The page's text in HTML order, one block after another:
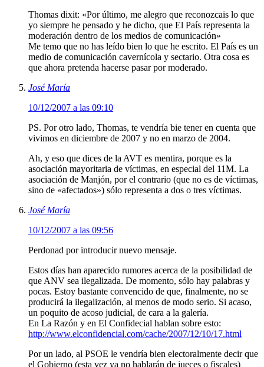
Thomas dixit: «Por último, me alegro que reconozcais lo que
yo siempre he pensado y he dicho, que El País representa la
moderación dentro de los medios de comunicación»
Me temo que no has leído bien lo que he escrito. El País es un
medio de comunicación cavernícola y sectario. Otra cosa es
que ahora pretenda hacerse pasar por moderado.
José María
10/12/2007 a las 09:10
PS. Por otro lado, Thomas, te vendría bie tener en cuenta que
vivimos en diciembre de 2007 y no en marzo de 2004.
Ah, y eso que dices de la AVT es mentira, porque es la
asociación mayoritaria de víctimas, en especial del 11M. La
asociación de Manjón, por el contrario (que no es de víctimas,
sino de «afectados») sólo representa a dos o tres víctimas.
José María
10/12/2007 a las 09:56
Perdonad por introducir nuevo mensaje.
Estos días han aparecido rumores acerca de la posibilidad de
que ANV sea ilegalizada. De momento, sólo hay palabras y
pocas. Estoy bastante convencido de que, finalmente, no se
producirá la ilegalización, al menos de modo serio. Si acaso,
un poquito de acoso judicial, de cara a la galería.
En La Razón y en El Confidecial hablan sobre esto:
http://www.elconfidencial.com/cache/2007/12/10/17.html
Por un lado, al PSOE le vendría bien electoralmente decir que
el Gobierno (esta vez ya no hablarán de jueces o fiscales)